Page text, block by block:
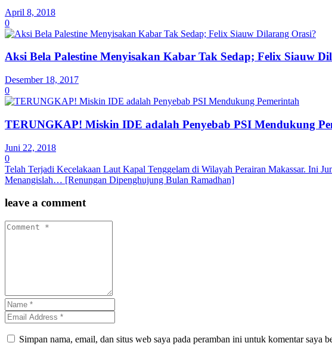
April 8, 2018
0
Aksi Bela Palestine Menyisakan Kabar Tak Sedap; Felix Siauw
Desember 18, 2017
0
TERUNGKAP! Miskin IDE adalah Penyebab PSI Mendukung
Juni 22, 2018
0
Telah Terjadi Kecelakaan Laut Kapal Tenggelam di Wilayah Perairan Makassar. Ini
Menangislah… [Renungan Dipenghujung Bulan Ramadhan]
leave a comment
Simpan nama, email, dan situs web saya pada peramban ini untuk komentar saya